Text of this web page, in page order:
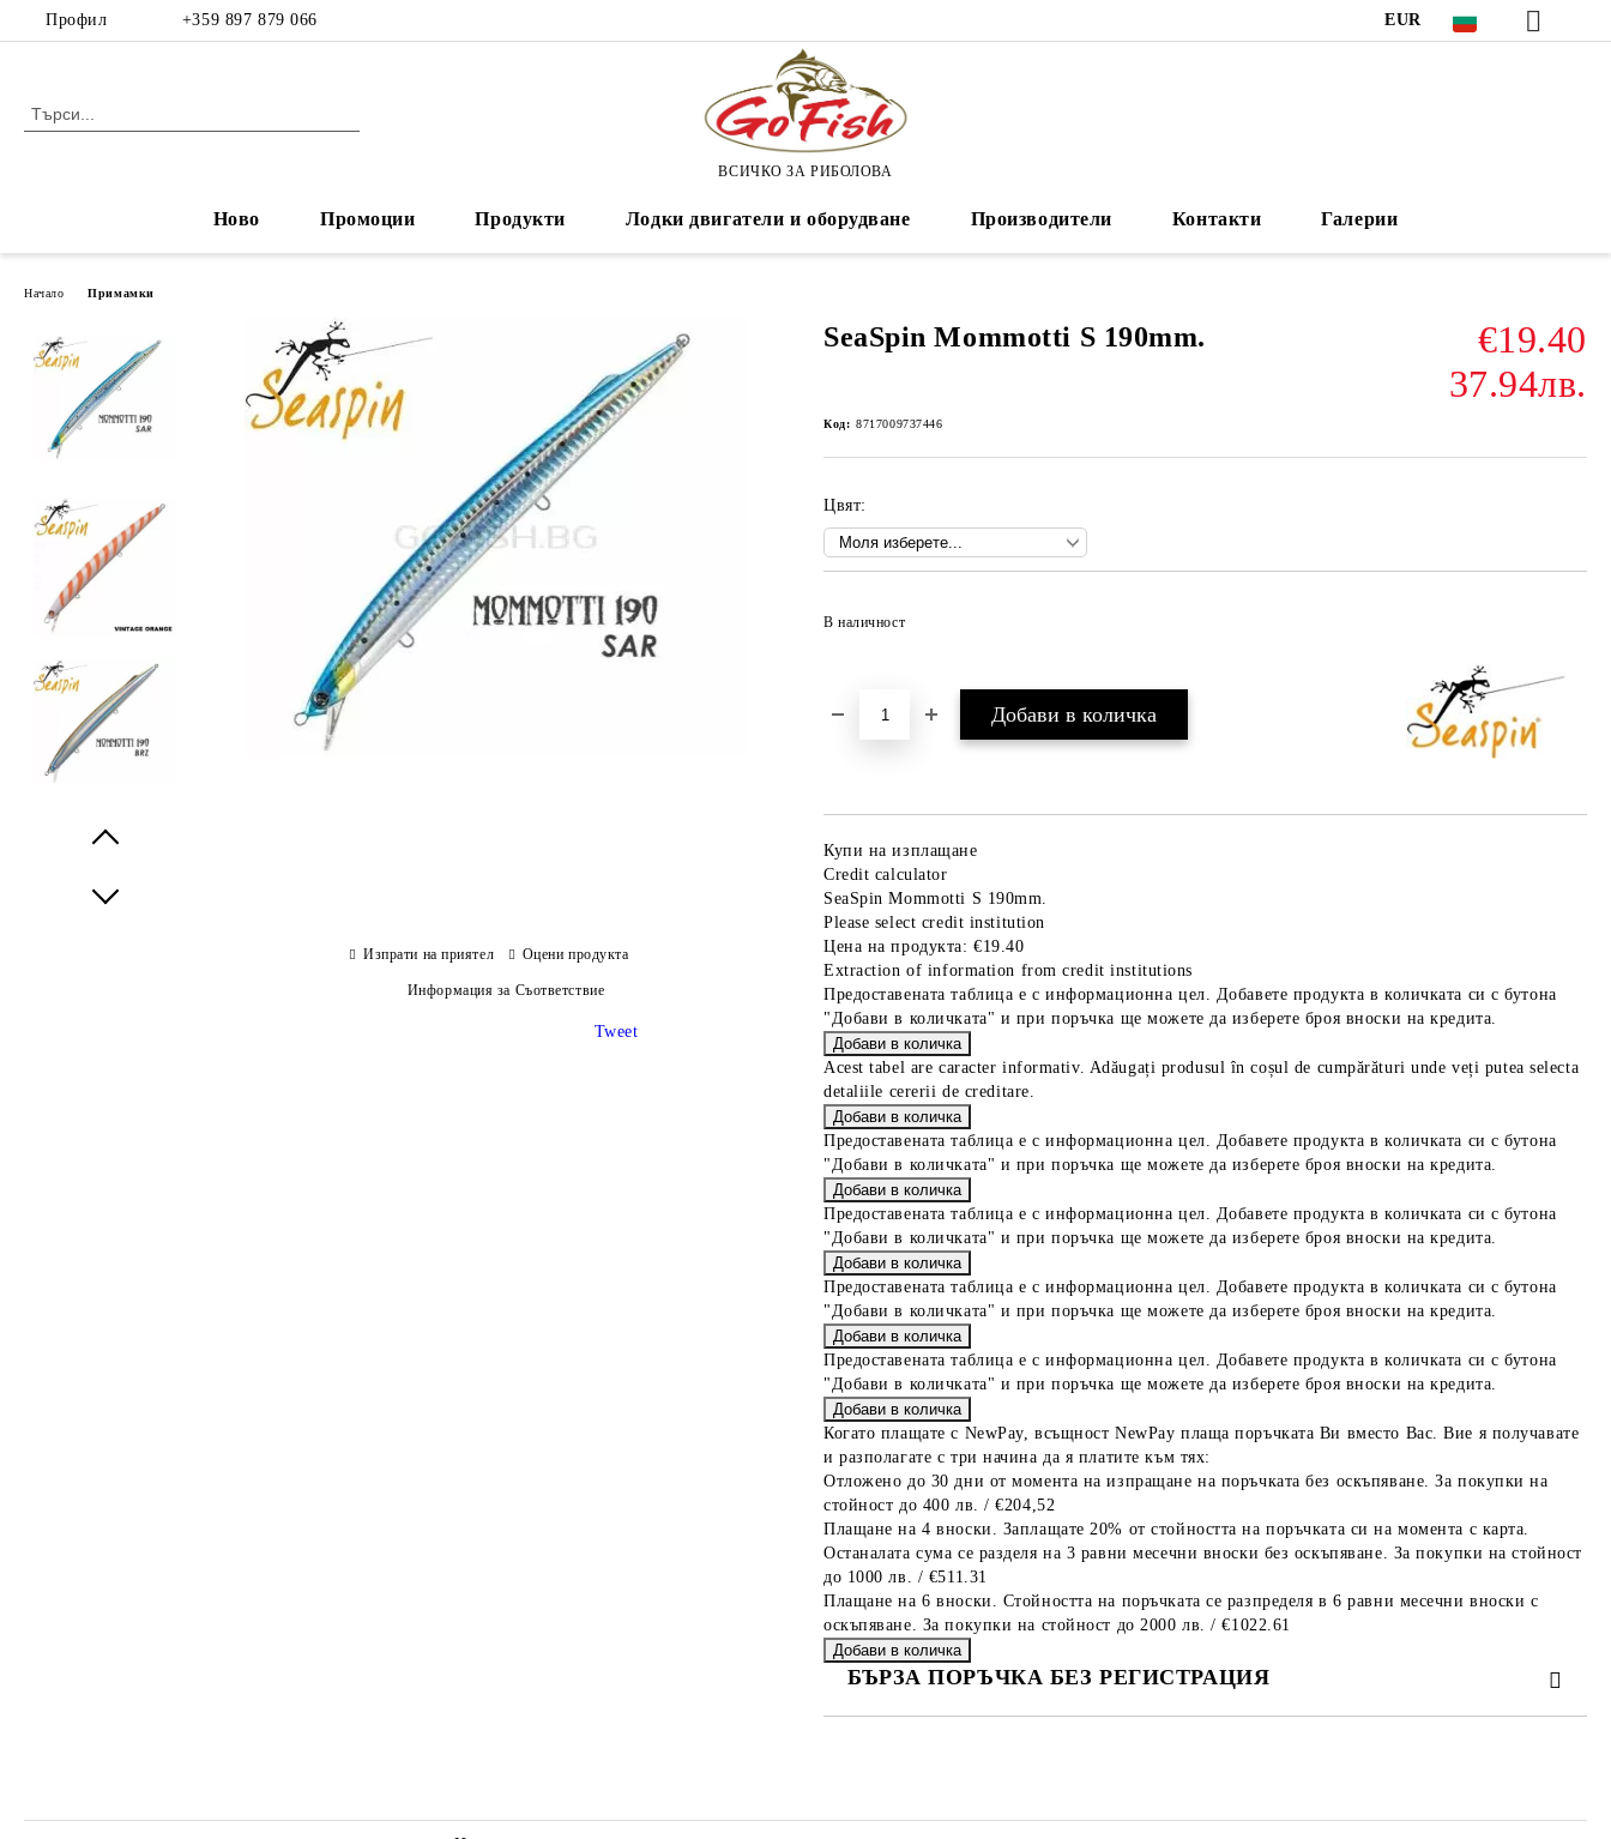
Профил +359 897 879 066 EUR
ВСИЧКО ЗА РИБОЛОВА
Ново Промоции Продукти Лодки двигатели и оборудване Производители Контакти Галерии
Начало Примамки
SeaSpin Mommotti S 190mm.
€19.40
37.94лв.
Код: 8717009737446
Цвят:
В наличност
Купи на изплащане
Credit calculator
SeaSpin Mommotti S 190mm.
Please select credit institution
Цена на продукта: €19.40
Extraction of information from credit institutions
Предоставената таблица е с информационна цел. Добавете продукта в количката си с бутона
"Добави в количката" и при поръчка ще можете да изберете броя вноски на кредита.
Acest tabel are caracter informativ. Adăugați produsul în coșul de cumpărături unde veți putea selecta
detaliile cererii de creditare.
Предоставената таблица е с информационна цел. Добавете продукта в количката си с бутона
"Добави в количката" и при поръчка ще можете да изберете броя вноски на кредита.
Предоставената таблица е с информационна цел. Добавете продукта в количката си с бутона
"Добави в количката" и при поръчка ще можете да изберете броя вноски на кредита.
Предоставената таблица е с информационна цел. Добавете продукта в количката си с бутона
"Добави в количката" и при поръчка ще можете да изберете броя вноски на кредита.
Предоставената таблица е с информационна цел. Добавете продукта в количката си с бутона
"Добави в количката" и при поръчка ще можете да изберете броя вноски на кредита.
Когато плащате с NewPay, всъщност NewPay плаща поръчката Ви вместо Вас. Вие я получавате
и разполагате с три начина да я платите към тях:
Отложено до 30 дни от момента на изпращане на поръчката без оскъпяване. За покупки на
стойност до 400 лв. / €204,52
Плащане на 4 вноски. Заплащате 20% от стойността на поръчката си на момента с карта.
Останалата сума се разделя на 3 равни месечни вноски без оскъпяване. За покупки на стойност
до 1000 лв. / €511.31
Плащане на 6 вноски. Стойността на поръчката се разпределя в 6 равни месечни вноски с
оскъпяване. За покупки на стойност до 2000 лв. / €1022.61
БЪРЗА ПОРЪЧКА БЕЗ РЕГИСТРАЦИЯ
Изпрати на приятел Оцени продукта
Информация за Съответствие
Tweet